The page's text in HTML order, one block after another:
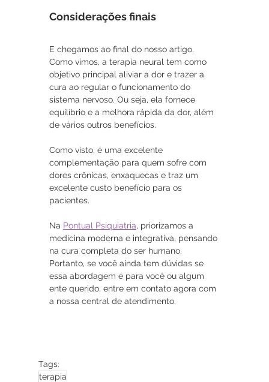
Considerações finais
E chegamos ao final do nosso artigo.
Como vimos, a terapia neural tem como
objetivo principal aliviar a dor e trazer a
cura ao regular o funcionamento do
sistema nervoso. Ou seja, ela fornece
equilíbrio e a melhora rápida da dor, além
de vários outros benefícios.
Como visto, é uma excelente
complementação para quem sofre com
dores crônicas, enxaquecas e traz um
excelente custo benefício para os
pacientes.
Na Pontual Psiquiatria, priorizamos a
medicina moderna e integrativa, pensando
na cura completa do ser humano.
Portanto, se você ainda tem dúvidas se
essa abordagem é para você ou algum
ente querido, entre em contato agora com
a nossa central de atendimento.
Tags:
terapia